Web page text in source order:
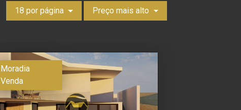
18 por página Preço mais alto
Moradia
Venda